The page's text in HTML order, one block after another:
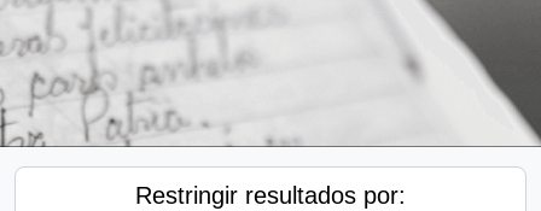
Restringir resultados por: